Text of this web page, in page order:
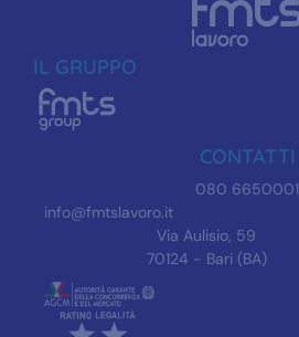
IL GRUPPO
CONTATTI
080 6650001
info@fmtslavoro.it
Via Aulisio, 59
70124 - Bari (BA)